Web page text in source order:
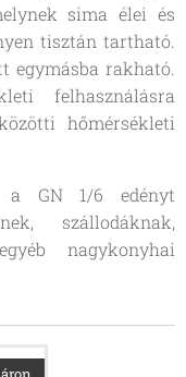
sima élei és
tisztán tartható.
egymásba rakható.
felhasználásra
hőmérsékleti
a GN 1/6 edényt
szállodáknak,
nagykonyhai